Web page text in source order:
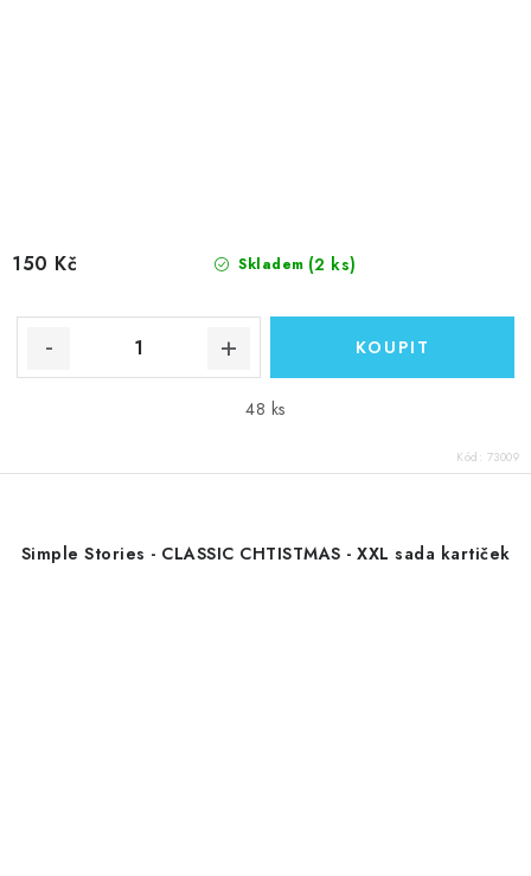
Skladem (2 ks)
150 Kč
48 ks
Kód: 73009
Simple Stories - CLASSIC CHTISTMAS - XXL sada kartiček